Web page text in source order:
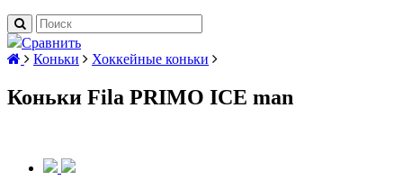
Сравнить
Коньки
Хоккейные коньки
Коньки Fila PRIMO ICE man